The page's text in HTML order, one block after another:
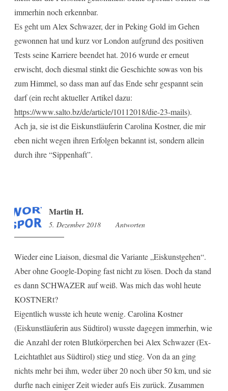
immerhin noch erkennbar.
Es geht um Alex Schwazer, der in Peking Gold im Gehen
gewonnen hat und kurz vor London aufgrund des positiven
Tests seine Karriere beendet hat. 2016 wurde er erneut
erwischt, doch diesmal stinkt die Geschichte sowas von bis
zum Himmel, so dass man auf das Ende sehr gespannt sein
darf (ein recht aktueller Artikel dazu:
https://www.salto.bz/de/article/10112018/die-23-mails).
Ach ja, sie ist die Eiskunstläuferin Carolina Kostner, die mir
eben nicht wegen ihren Erfolgen bekannt ist, sondern allein
durch ihre “Sippenhaft”.
Martin H.
5. Dezember 2018 12:36
Antworten
Wieder eine Liaison, diesmal die Variante „Eiskunstgehen“.
Aber ohne Google-Doping fast nicht zu lösen. Doch da stand
es dann SCHWAZER auf weiß. Was mich das wohl heute
KOSTNERt?
Eigentlich wusste ich heute wenig. Carolina Kostner
(Eiskunstläuferin aus Südtirol) wusste dagegen immerhin, wie
die Anzahl der roten Blutkörperchen bei Alex Schwazer (Ex-
Leichtathlet aus Südtirol) stieg und stieg. Von da an ging
nichts mehr bei ihm, weder über 20 noch über 50 km, und sie
durfte nach einiger Zeit wieder aufs Eis zurück. Zusammen